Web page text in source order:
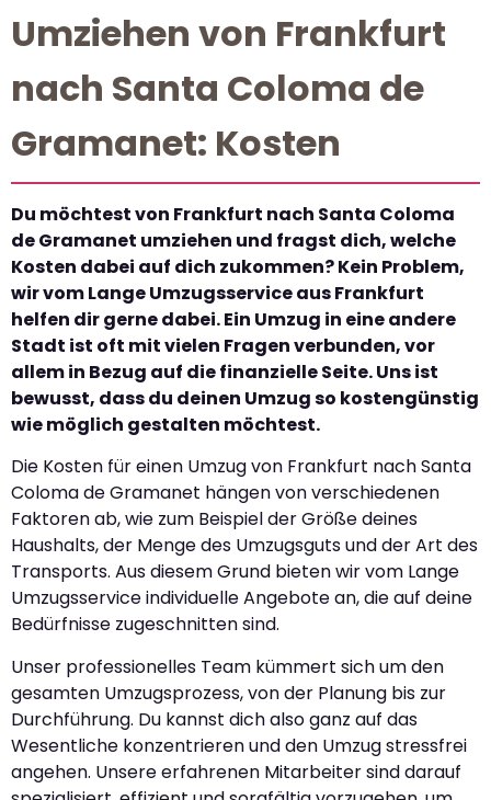
Umziehen von Frankfurt
nach Santa Coloma de
Gramanet: Kosten
Du möchtest von Frankfurt nach Santa Coloma
de Gramanet umziehen und fragst dich, welche
Kosten dabei auf dich zukommen? Kein Problem,
wir vom Lange Umzugsservice aus Frankfurt
helfen dir gerne dabei. Ein Umzug in eine andere
Stadt ist oft mit vielen Fragen verbunden, vor
allem in Bezug auf die finanzielle Seite. Uns ist
bewusst, dass du deinen Umzug so kostengünstig
wie möglich gestalten möchtest.
Die Kosten für einen Umzug von Frankfurt nach Santa
Coloma de Gramanet hängen von verschiedenen
Faktoren ab, wie zum Beispiel der Größe deines
Haushalts, der Menge des Umzugsguts und der Art des
Transports. Aus diesem Grund bieten wir vom Lange
Umzugsservice individuelle Angebote an, die auf deine
Bedürfnisse zugeschnitten sind.
Unser professionelles Team kümmert sich um den
gesamten Umzugsprozess, von der Planung bis zur
Durchführung. Du kannst dich also ganz auf das
Wesentliche konzentrieren und den Umzug stressfrei
angehen. Unsere erfahrenen Mitarbeiter sind darauf